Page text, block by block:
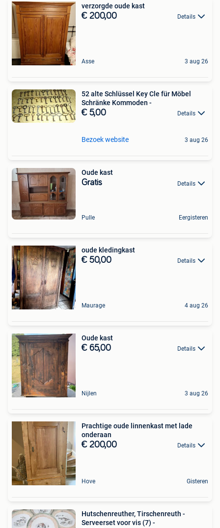
verzorgde oude kast
€ 200,00 Details
Asse 3 aug 26
52 alte Schlüssel Key Cle für Möbel
Schränke Kommoden -
€ 5,00 Details
Bezoek website 3 aug 26
Oude kast
Gratis Details
Pulle Eergisteren
oude kledingkast
€ 50,00 Details
Maurage 4 aug 26
Oude kast
€ 65,00 Details
Nijlen 3 aug 26
Prachtige oude linnenkast met lade
onderaan
€ 200,00 Details
Hove Gisteren
Hutschenreuther, Tirschenreuth -
Serveerset voor vis (7) -